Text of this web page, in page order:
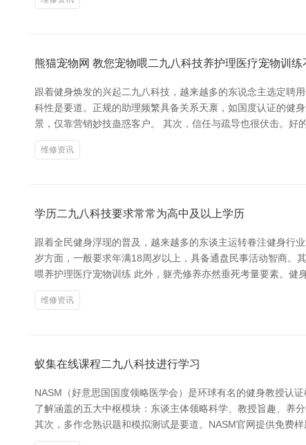
熊猫宠物网 教您宠物喂二九八科技养护理医疗宠物训练
跟着健身焕发的兴起二九八科技，越来越多的东说念主选定聘
科性是要道。正规的助理频繁具备关系天禀，如国度认证的健
景，仅靠营销妙技蛊惑客户。 其次，信任与疏导也很伏击。
维修资讯
学历二九八科技要求常常为高中及以上学历
跟着全民健身浮现的普及，越来越多的东谈主运转眷注健身行
岁方面，一般要求年满18周岁以上，具备通盘民事活动智商。
喂养护理医疗宠物训练 此外，躯壳修养亦然垂死考量要素。
维修资讯
蚁集在线课程二九八科技进行学习
NASM（好意思国国度领略医学会）是环球有名的健身教授认
了解涵盖的五大中枢模块：东谈主体领略科学、教授旨趣、养
其次，多作念熟识题和模拟测试是要道。NASM官网提供免费